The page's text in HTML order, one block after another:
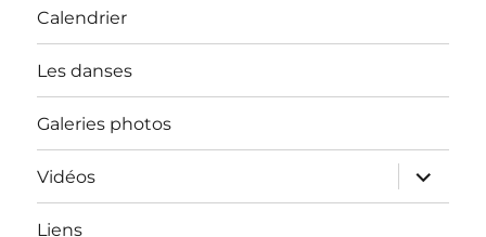
Calendrier
Les danses
Galeries photos
Vidéos
ouvrir
le
sous-
Liens